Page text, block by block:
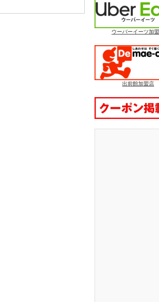
ウーバーイーツ加
出前館加盟店